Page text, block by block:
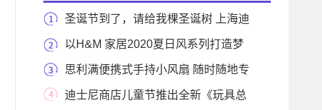
圣诞节到了，请给我棵圣诞树 上海迪
士尼：给你
以H&M 家居2020夏日风系列打造梦
幻之家思利满便携式手持小风扇 随时随地专
属清凉迪士尼商店儿童节推出全新《玩具总